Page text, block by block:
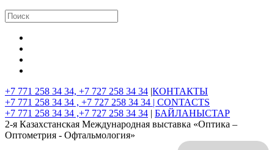
+7 771 258 34 34, +7 727 258 34 34 |КОНТАКТЫ
+7 771 258 34 34 , +7 727 258 34 34 | CONTACTS
+7 771 258 34 34 ,+7 727 258 34 34 | БАЙЛАНЫСТАР
2-я Казахстанская Международная выставка «Оптика –
Оптометрия - Офтальмология»